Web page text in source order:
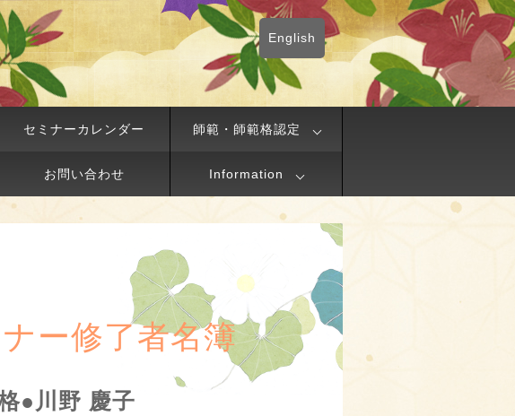
English
セミナーカレンダー 師範・師範格認定
お問い合わせ Information
ー修了者名簿
●川野 慶子